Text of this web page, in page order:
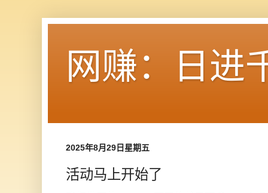
网赚：日进
2025年8月29日星期五
活动马上开始了